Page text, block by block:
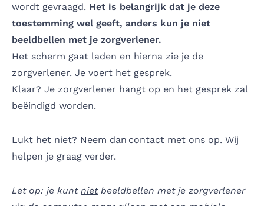
wordt gevraagd. Het is belangrijk dat je deze
toestemming wel geeft, anders kun je niet
beeldbellen met je zorgverlener.
Het scherm gaat laden en hierna zie je de
zorgverlener. Je voert het gesprek.
Klaar? Je zorgverlener hangt op en het gesprek zal
beëindigd worden.
Lukt het niet? Neem dan contact met ons op. Wij
helpen je graag verder.
Let op: je kunt nietbeeldbellen met je zorgverlener